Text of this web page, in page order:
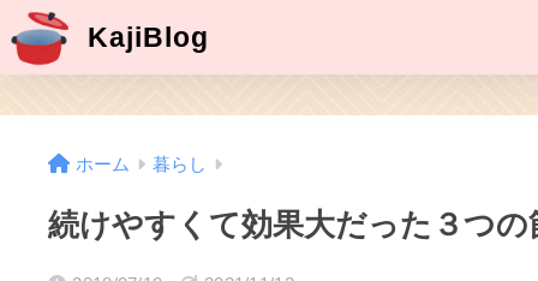
KajiBlog
ホーム 暮らし
続けやすくて効果大だった３つの